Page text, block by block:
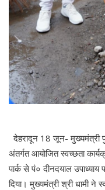
देहरादून 18 जून- मुख्यमंत्री
अंतर्गत आयोजित स्वच्छता
पार्क से पं० दीनदयाल
दिया। मुख्यमंत्री श्री धामी ने